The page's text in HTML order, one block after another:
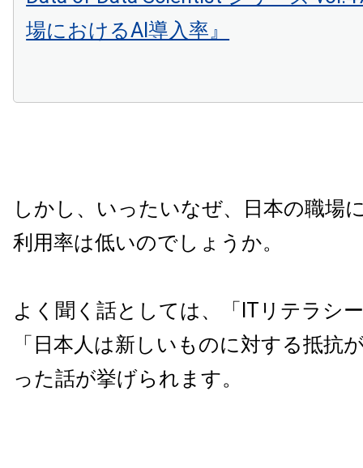
場におけるAI導入率』
しかし、いったいなぜ、日本の職場
利用率は低いのでしょうか。
よく聞く話としては、「ITリテラシ
「日本人は新しいものに対する抵抗
った話が挙げられます。